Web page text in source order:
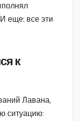
еще: все эти
к
Лавана,
ситуацию: